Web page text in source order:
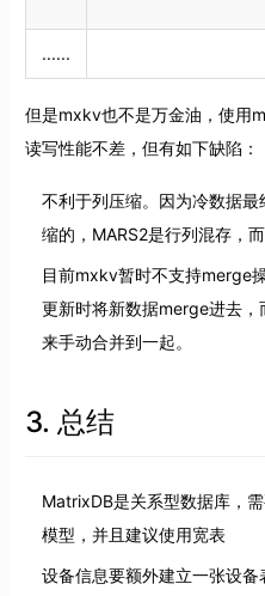
......
但是mxkv也不是万金油，使用
读写性能不差，但有如下缺陷：
不利于列压缩。因为冷数据
缩的，MARS2是行列混存，
目前mxkv暂时不支持merge
更新时将新数据merge进去，
来手动合并到一起。
3. 总结
MatrixDB是关系型数据库，
模型，并且建议使用宽表
设备信息要额外建立一张设